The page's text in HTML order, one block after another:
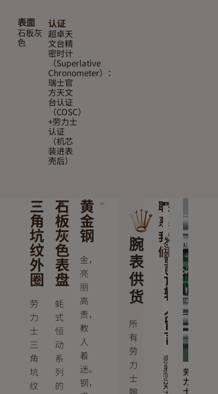
表面
石板灰
色
认证
超卓天
文台精
密时计
（Superlative
Chronometer）：
瑞士官
方天文
台认证
（COSC）
+劳力士
认证
（机芯
装进表
壳后）
三
角
坑
纹
外
圈
劳
力
士
三
角
坑
纹
石
板
灰
色
表
盘
蚝
式
恒
动
系
列
的
黄
金
钢
金，
亮
丽
高
贵，
教
人
着
迷。
钢，
腕
表
供
货
所
有
劳
力
士
联
系
我
们
发
送
留
言
请
输
入
留
言
感
谢
您
关
劳
力
士